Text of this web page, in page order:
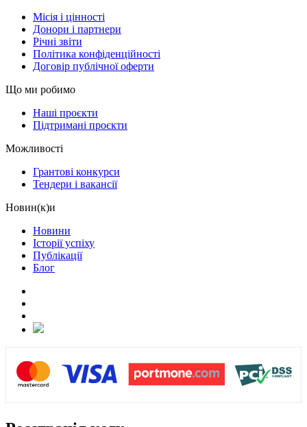
Місія і цінності
Донори і партнери
Річні звіти
Політика конфіденційності
Договір публічної оферти
Що ми робимо
Наші проєкти
Підтримані проєкти
Можливості
Грантові конкурси
Тендери і вакансії
Новин(к)и
Новини
Історії успіху
Публікації
Блог